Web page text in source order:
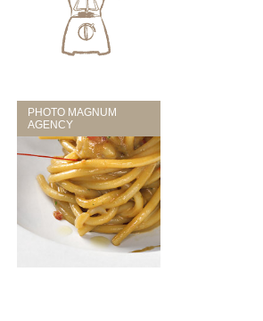
PHOTO MAGNUM
AGENCY